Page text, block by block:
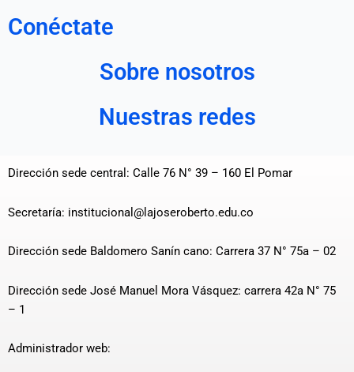
Conéctate
Sobre nosotros
Nuestras redes
Dirección sede central: Calle 76 N° 39 – 160 El Pomar
Secretaría: institucional@lajoseroberto.edu.co
Dirección sede Baldomero Sanín cano: Carrera 37 N° 75a – 02
Dirección sede José Manuel Mora Vásquez: carrera 42a N° 75
– 1
Administrador web: